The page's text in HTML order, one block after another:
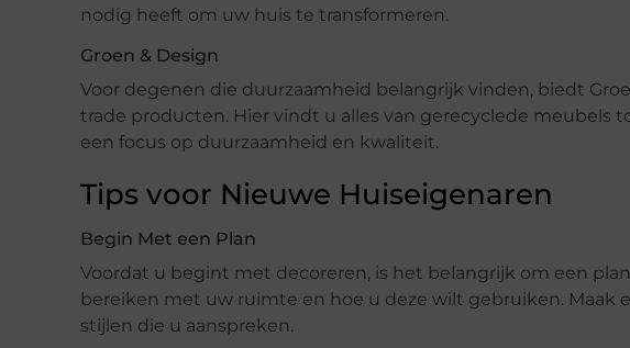
nodig heeft om uw huis te transformeren.
Groen & Design
Voor degenen die duurzaamheid belangrijk vinden, biedt
trade producten. Hier vindt u alles van gerecyclede meubels
een focus op duurzaamheid en kwaliteit.
Tips voor Nieuwe Huiseigenaren
Begin Met een Plan
Voordat u begint met decoreren, is het belangrijk om een
bereiken met uw ruimte en hoe u deze wilt gebruiken. Maak
stijlen die u aanspreken.